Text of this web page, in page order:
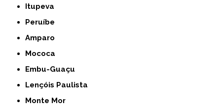
Itupeva
Peruíbe
Amparo
Mococa
Embu-Guaçu
Lençóis Paulista
Monte Mor